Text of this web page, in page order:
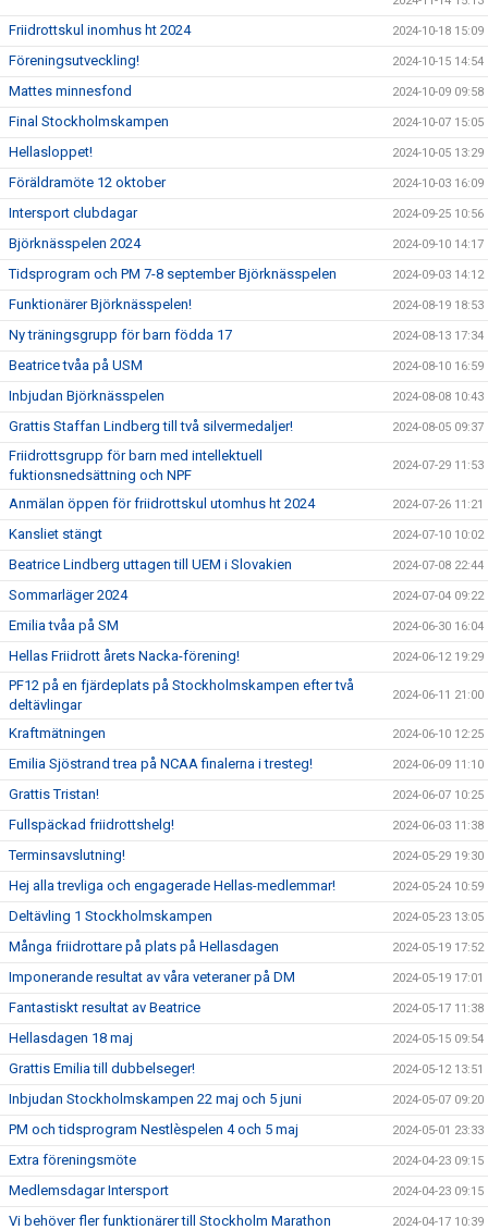
Friidrottskul inomhus ht 2024 2024-10-18 15:09
Föreningsutveckling! 2024-10-15 14:54
Mattes minnesfond 2024-10-09 09:58
Final Stockholmskampen 2024-10-07 15:05
Hellasloppet! 2024-10-05 13:29
Föräldramöte 12 oktober 2024-10-03 16:09
Intersport clubdagar 2024-09-25 10:56
Björknässpelen 2024 2024-09-10 14:17
Tidsprogram och PM 7-8 september Björknässpelen 2024-09-03 14:12
Funktionärer Björknässpelen! 2024-08-19 18:53
Ny träningsgrupp för barn födda 17 2024-08-13 17:34
Beatrice tvåa på USM 2024-08-10 16:59
Inbjudan Björknässpelen 2024-08-08 10:43
Grattis Staffan Lindberg till två silvermedaljer! 2024-08-05 09:37
Friidrottsgrupp för barn med intellektuell
fuktionsnedsättning och NPF
2024-07-29 11:53
Anmälan öppen för friidrottskul utomhus ht 2024 2024-07-26 11:21
Kansliet stängt 2024-07-10 10:02
Beatrice Lindberg uttagen till UEM i Slovakien 2024-07-08 22:44
Sommarläger 2024 2024-07-04 09:22
Emilia tvåa på SM 2024-06-30 16:04
Hellas Friidrott årets Nacka-förening! 2024-06-12 19:29
PF12 på en fjärdeplats på Stockholmskampen efter två
deltävlingar
2024-06-11 21:00
Kraftmätningen 2024-06-10 12:25
Emilia Sjöstrand trea på NCAA finalerna i tresteg! 2024-06-09 11:10
Grattis Tristan! 2024-06-07 10:25
Fullspäckad friidrottshelg! 2024-06-03 11:38
Terminsavslutning! 2024-05-29 19:30
Hej alla trevliga och engagerade Hellas-medlemmar! 2024-05-24 10:59
Deltävling 1 Stockholmskampen 2024-05-23 13:05
Många friidrottare på plats på Hellasdagen 2024-05-19 17:52
Imponerande resultat av våra veteraner på DM 2024-05-19 17:01
Fantastiskt resultat av Beatrice 2024-05-17 11:38
Hellasdagen 18 maj 2024-05-15 09:54
Grattis Emilia till dubbelseger! 2024-05-12 13:51
Inbjudan Stockholmskampen 22 maj och 5 juni 2024-05-07 09:20
PM och tidsprogram Nestlèspelen 4 och 5 maj 2024-05-01 23:33
Extra föreningsmöte 2024-04-23 09:15
Medlemsdagar Intersport 2024-04-23 09:15
Vi behöver fler funktionärer till Stockholm Marathon 2024-04-17 10:39